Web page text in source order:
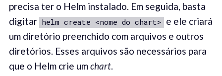
precisa ter o Helm instalado. Em seguida, basta
digitar helm create <nome do chart> e ele criará
um diretório preenchido com arquivos e outros
diretórios. Esses arquivos são necessários para
que o Helm crie umchart.